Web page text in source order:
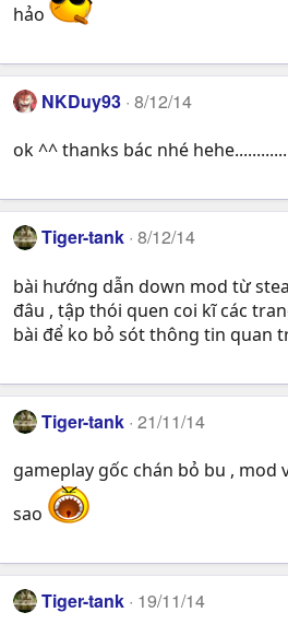
hảo
NKDuy93 8/12/14
ok ^^ thanks bác nhé hehe............
Tiger-tank 8/12/14
bài hướng dẫn down mod từ
đâu , tập thói quen coi kĩ các
bài để ko bỏ sót thông tin quan
Tiger-tank 21/11/14
gameplay gốc chán bỏ bu , mod
sao
Tiger-tank 19/11/14